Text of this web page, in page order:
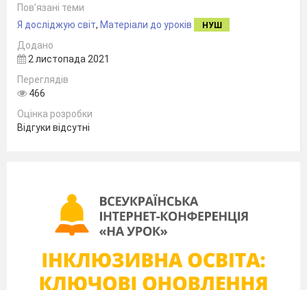
Пов’язані теми
Я досліджую світ, Матеріали до уроків НУШ
Додано
2 листопада 2021
Переглядів
466
Оцінка розробки
Відгуки відсутні